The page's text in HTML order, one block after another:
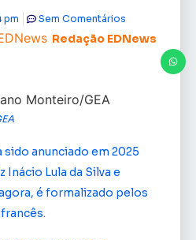
Redação EDNews
pm Sem Comentários
anunciado em 2025
Lula da Silva e
é formalizado pelos